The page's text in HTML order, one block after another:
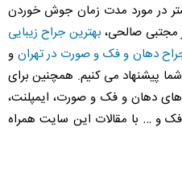
در مورد مدت زمان جوش خوردن
مجتبی صالحی، بهترین جراح زیبایی
دهان و فک و صورت در تهران و
شما پیشنهاد می کنیم. همچنین برای
های دهان و فک و صورت، ایمپلنت،
و … با مقالات این سایت همراه